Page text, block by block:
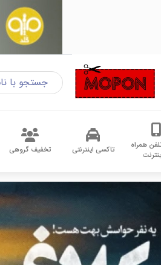
تلفن همراه
تاکسی اینترنتی تخفیف گروهی